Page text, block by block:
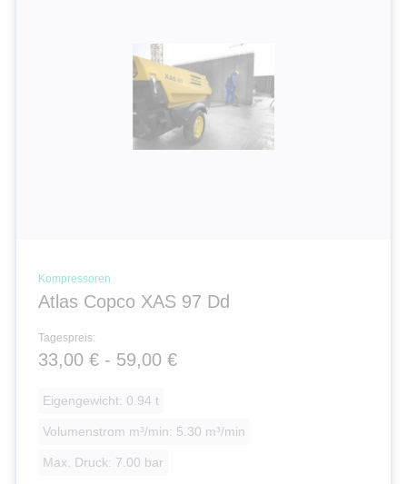
Strom | Licht | Luft
Verdichtungsgeräte
Kompressoren
Atlas Copco XAS 97 Dd
Tagespreis:
33,00 € - 59,00 €
Eigengewicht: 0.94 t
Volumenstrom m³/min: 5.30 m³/min
Max. Druck: 7.00 bar